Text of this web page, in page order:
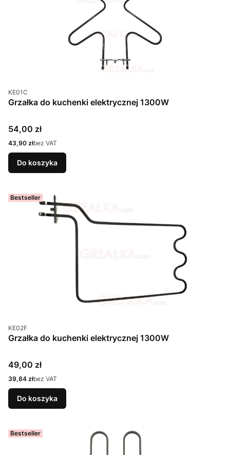
Kod produktu
KE01C
Grzałka do kuchenki elektrycznej 1300W
Cena
54,00 zł
Cena
43,90 złbez VAT
Do koszyka
Bestseller
Kod produktu
KE02F
Grzałka do kuchenki elektrycznej 1300W
Cena
49,00 zł
Cena
39,84 złbez VAT
Do koszyka
Bestseller